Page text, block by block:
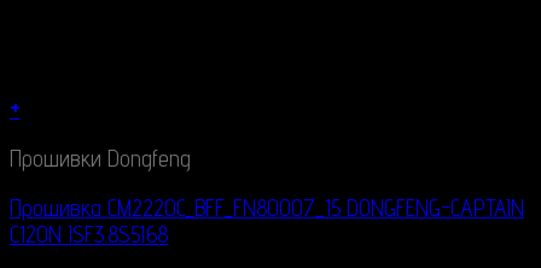
+
Прошивки Dongfeng
Прошивка CM2220C_BFF_FN80007_15 DONGFENG-CAPTAIN
C120N ISF3.8S5168